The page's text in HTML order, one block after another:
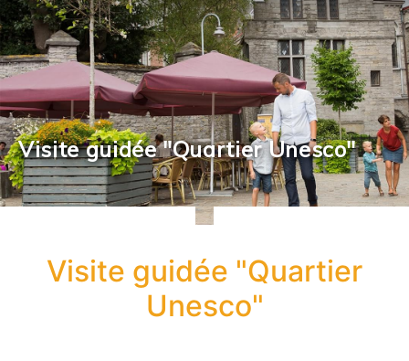
Visite guidée "Quartier Unesco"
Visite guidée "Quartier
Unesco"